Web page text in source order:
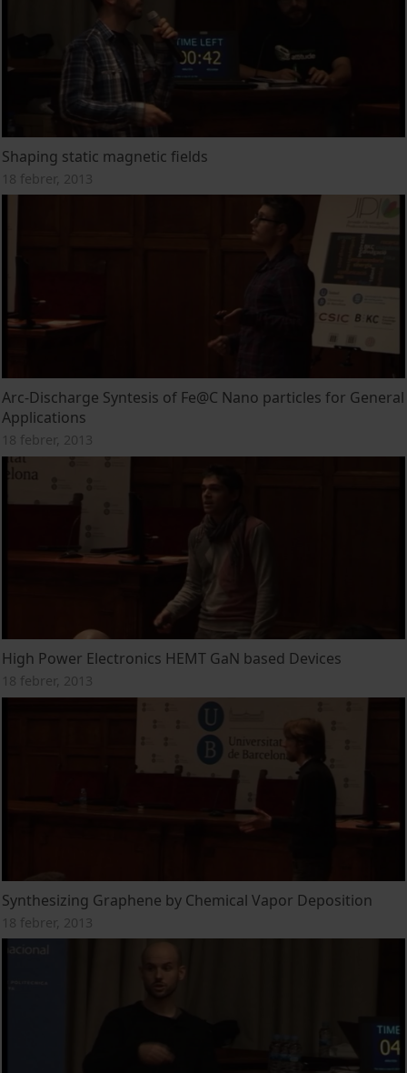
Shaping static magnetic fields
18 febrer, 2013
Arc-Discharge Syntesis of Fe@C Nano particles for General
Applications
18 febrer, 2013
High Power Electronics HEMT GaN based Devices
18 febrer, 2013
Synthesizing Graphene by Chemical Vapor Deposition
18 febrer, 2013